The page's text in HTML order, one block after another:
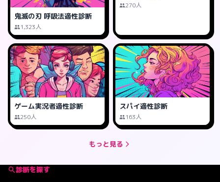
鬼滅の刃 呼吸法適性診断
1,323人
270人
ゲーム実況者適性診断
250人
スパイ適性診断
163人
もっと見る
診断を探す